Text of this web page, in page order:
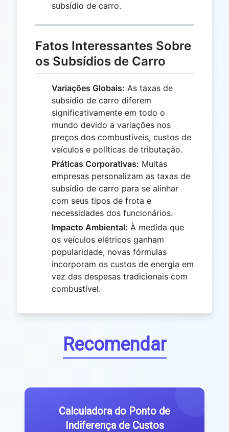
subsídio de carro.
Fatos Interessantes Sobre
os Subsídios de Carro
Variações Globais: As taxas de
subsídio de carro diferem
significativamente em todo o
mundo devido a variações nos
preços dos combustíveis, custos de
veículos e políticas de tributação.
Práticas Corporativas: Muitas
empresas personalizam as taxas de
subsídio de carro para se alinhar
com seus tipos de frota e
necessidades dos funcionários.
Impacto Ambiental: À medida que
os veículos elétricos ganham
popularidade, novas fórmulas
incorporam os custos de energia em
vez das despesas tradicionais com
combustível.
Recomendar
Calculadora do Ponto de
Indiferença de Custos